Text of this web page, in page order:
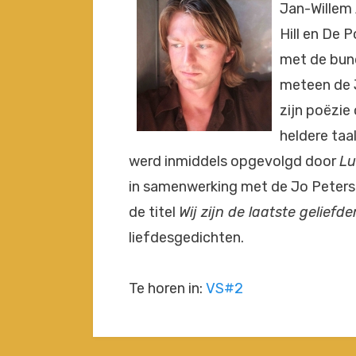
Jan-
Hill en De
met de
meteen de
zijn poëzie
heldere
werd inmiddels opgevolgd door
in samenwerking met de Jo
de titel Wij zijn de laatste
liefdesgedichten.
Te horen in: VS#2